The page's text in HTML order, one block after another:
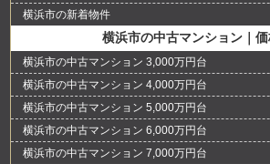
横浜市の新着物件
横浜市の中古マンション｜
横浜市の中古マンション 3,000万円台
横浜市の中古マンション 4,000万円台
横浜市の中古マンション 5,000万円台
横浜市の中古マンション 6,000万円台
横浜市の中古マンション 7,000万円台